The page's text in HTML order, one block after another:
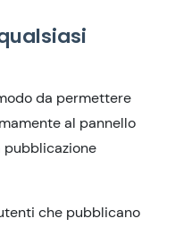
da permettere
al pannello
che pubblicano